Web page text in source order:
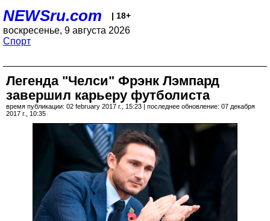
NEWSru.com | 18+
воскресенье, 9 августа 2026
Спорт
Легенда "Челси" Фрэнк Лэмпард
завершил карьеру футболиста
время публикации: 02 february 2017 г., 15:23 | последнее обновление: 07 декабря
2017 г., 10:35